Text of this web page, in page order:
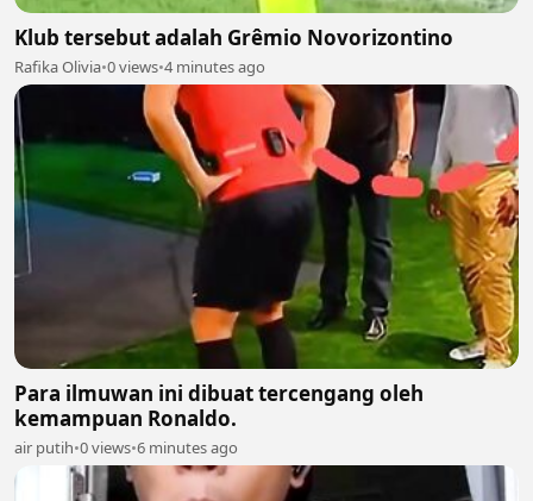
Klub tersebut adalah Grêmio Novorizontino
Rafika Olivia•0 views•4 minutes ago
Para ilmuwan ini dibuat tercengang oleh
kemampuan Ronaldo.
air putih•0 views•6 minutes ago